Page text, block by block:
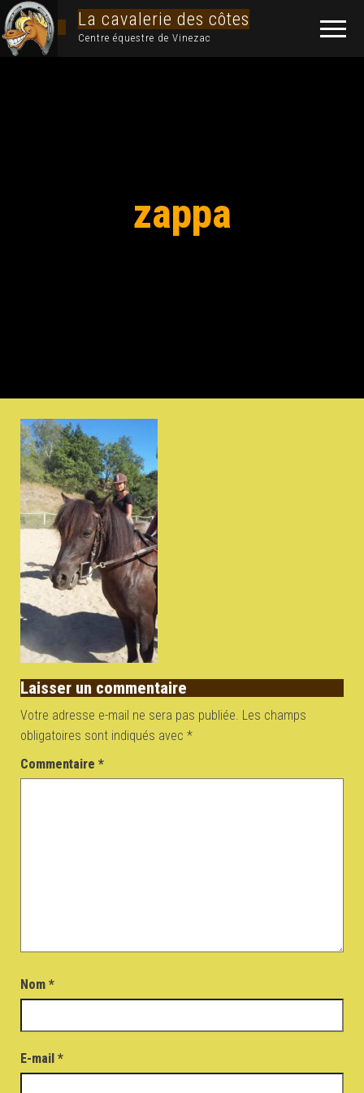
La cavalerie des côtes
Centre équestre de Vinezac
zappa
Laisser un commentaire
Votre adresse e-mail ne sera pas publiée. Les champs
obligatoires sont indiqués avec *
Commentaire *
Nom *
E-mail *